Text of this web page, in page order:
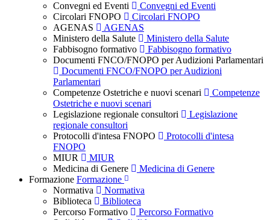
Convegni ed Eventi
Convegni ed Eventi
Circolari FNOPO
Circolari FNOPO
AGENAS
AGENAS
Ministero della Salute
Ministero della Salute
Fabbisogno formativo
Fabbisogno formativo
Documenti FNCO/FNOPO per Audizioni Parlamentari
Documenti FNCO/FNOPO per Audizioni
Parlamentari
Competenze Ostetriche e nuovi scenari
Competenze
Ostetriche e nuovi scenari
Legislazione regionale consultori
Legislazione
regionale consultori
Protocolli d'intesa FNOPO
Protocolli d'intesa
FNOPO
MIUR
MIUR
Medicina di Genere
Medicina di Genere
Formazione Formazione
Normativa
Normativa
Biblioteca
Biblioteca
Percorso Formativo
Percorso Formativo